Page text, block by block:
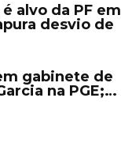
alvo da PF em
desvio de
gabinete de
na PGE;…